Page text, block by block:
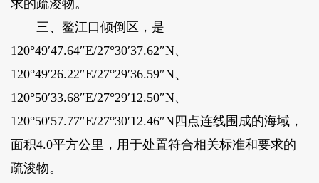
求的疏浚物。
三、鳌江口倾倒区，是
120°49′47.64″E/27°30′37.62″N、
120°49′26.22″E/27°29′36.59″N、
120°50′33.68″E/27°29′12.50″N、
120°50′57.77″E/27°30′12.46″N四点连线围成的海域，
面积4.0平方公里，用于处置符合相关标准和要求的
疏浚物。